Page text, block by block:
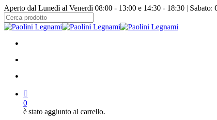
Salta
al
contenuto
Aperto dal Lunedì al Venerdì 08:00 - 13:00 e 14:30 - 18:30 | Sabato:
Chiudi
0
è stato aggiunto al carrello.